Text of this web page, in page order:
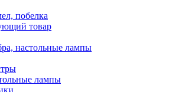
побелка
товар
настольные лампы
лампы